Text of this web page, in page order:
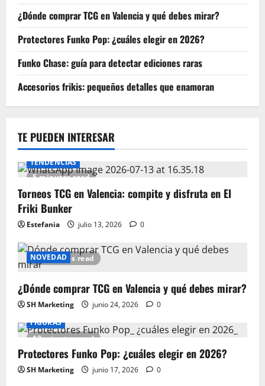
¿Dónde comprar TCG en Valencia y qué debes mirar?
Protectores Funko Pop: ¿cuáles elegir en 2026?
Funko Chase: guía para detectar ediciones raras
Accesorios frikis: pequeños detalles que enamoran
TE PUEDEN INTERESAR
5 minutes read
TENDENCIAS
Torneos TCG en Valencia: compite y disfruta en El
Friki Bunker
Estefania julio 13, 2026 0
15 minutes read
NOVEDAD
¿Dónde comprar TCG en Valencia y qué debes mirar?
SH Marketing junio 24, 2026 0
12 minutes read
FIGURAS
Protectores Funko Pop: ¿cuáles elegir en 2026?
SH Marketing junio 17, 2026 0